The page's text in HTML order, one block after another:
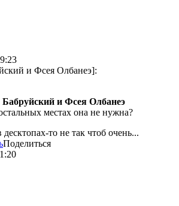
и Фсея Олбанеэ]:
Бабруйский и Фсея Олбанеэ
местах она не нужна?
то не так чтоб очень...
Поделиться